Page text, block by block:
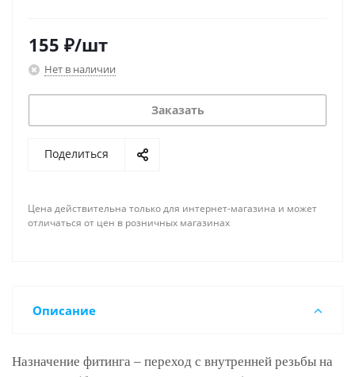
155 ₽/шт
Нет в наличии
Заказать
Поделиться
Цена действительна только для интернет-магазина и может
отличаться от цен в розничных магазинах
Описание
Назначение фитинга – переход с внутренней резьбы на